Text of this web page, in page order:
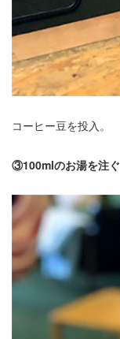
コーヒー豆を投入。
③100mlのお湯を注ぐ